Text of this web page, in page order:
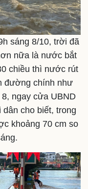
- Xe máy
sáng 8/10, trời đã
nữa là nước bắt
chiều thì nước rút
đường chính như
ngay cửa UBND
cho biết, trong
khoảng 70 cm so